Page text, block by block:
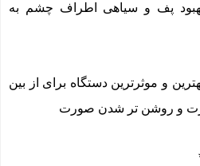
پف و سیاهی اطراف چشم به
و موثرترین دستگاه برای از بین
و روشن تر شدن صورت